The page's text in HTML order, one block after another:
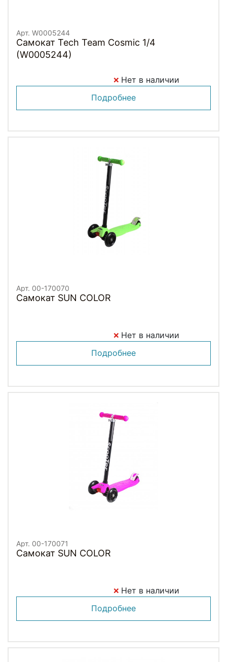
Арт. W0005244
Самокат Tech Team Cosmic 1/4
(W0005244)
Нет в наличии
Подробнее
Арт. 00-170070
Самокат SUN COLOR
Нет в наличии
Подробнее
Арт. 00-170071
Самокат SUN COLOR
Нет в наличии
Подробнее